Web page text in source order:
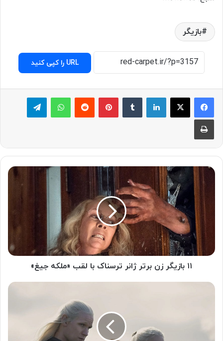
بازیگر
URL را کپی کنید
لینکدین پینترست ‫رددیت واتس آپ
چاپ
۱۱ بازیگر زن برتر ژانر ترسناک با لقب «ملکه جیغ»